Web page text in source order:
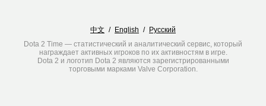
中文 / English / Русский
Dota 2 Time — статистический и аналитический сервис, который
награждает активных игроков по их активностям в игре.
Dota 2 и логотип Dota 2 являются зарегистрированными
торговыми марками Valve Corporation.